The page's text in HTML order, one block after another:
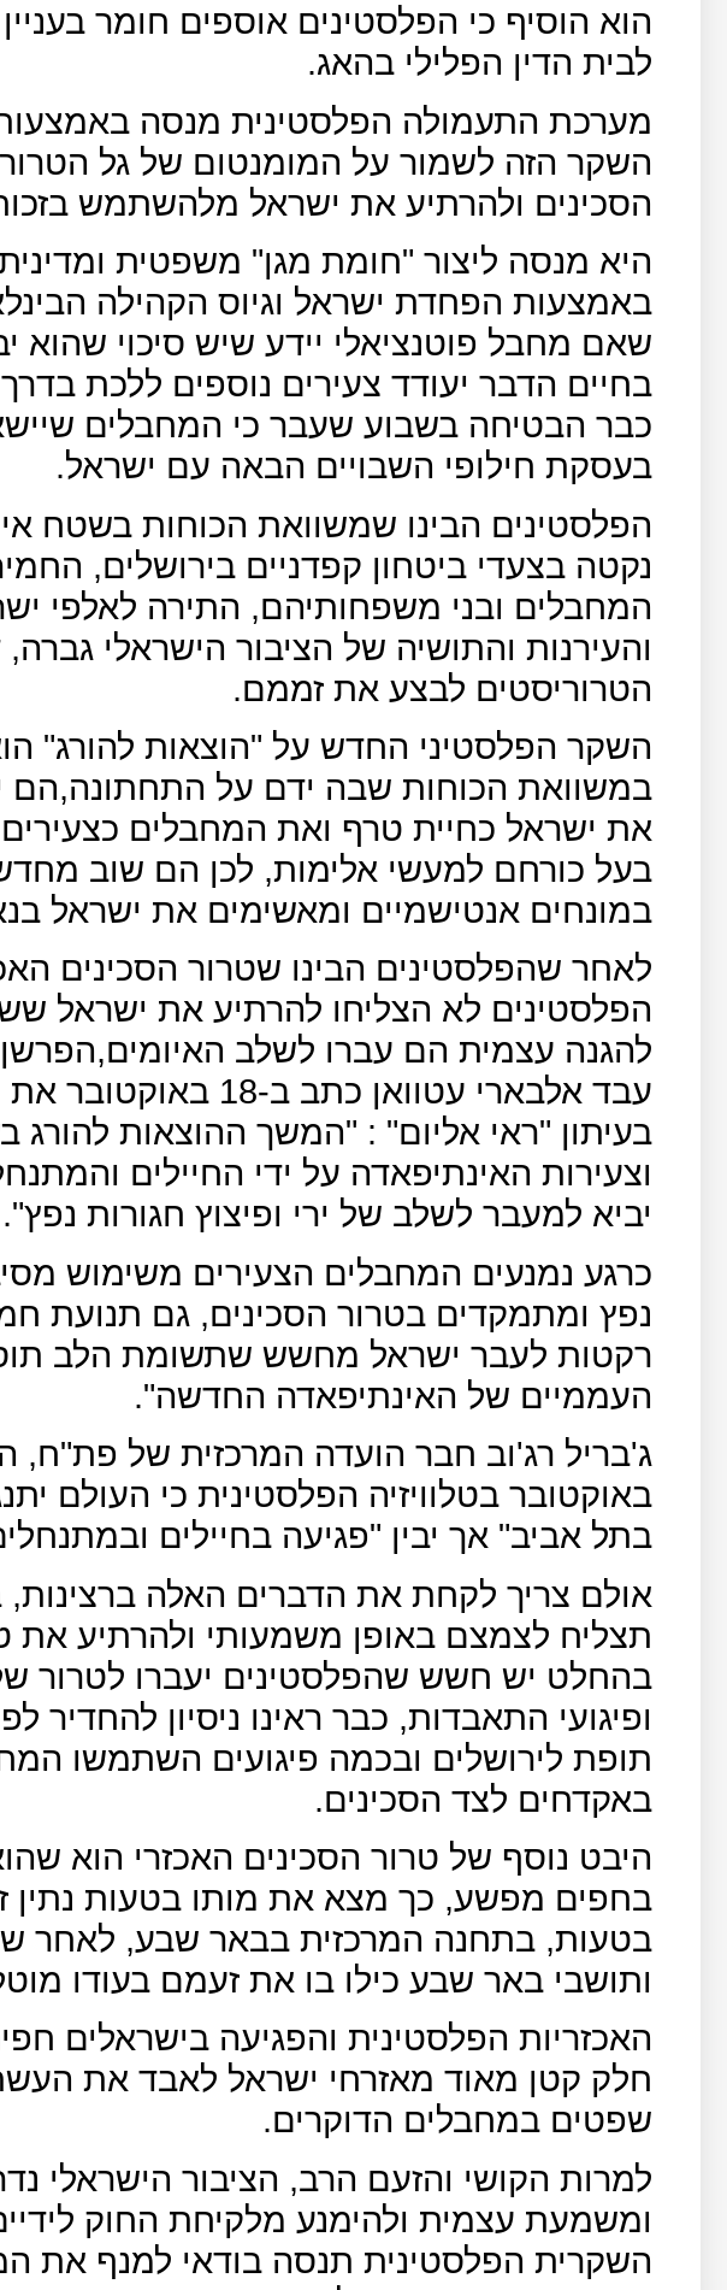
הוא הוסיף כי הפלסטינים אוספים חומר
לבית הדין הפלילי בהאג.
מערכת התעמולה הפלסטינית מנסה
השקר הזה לשמור על המומנטום של גל
הסכינים ולהרתיע את ישראל מלהשתמש
היא מנסה ליצור "חומת מגן" משפטית
באמצעות הפחדת ישראל וגיוס הקהילה
שאם מחבל פוטנציאלי יידע שיש סיכוי שהוא
בחיים הדבר יעודד צעירים נוספים ללכת
כבר הבטיחה בשבוע שעבר כי המחבלים
בעסקת חילופי השבויים הבאה עם ישראל.
הפלסטינים הבינו שמשוואת הכוחות בשטח
נקטה בצעדי ביטחון קפדניים בירושלים,
המחבלים ובני משפחותיהם, התירה לאלפי
והעירנות והתושיה של הציבור הישראלי
הטרוריסטים לבצע את זממם.
השקר הפלסטיני החדש על "הוצאות להורג" הוא
במשוואת הכוחות שבה ידם על התחתונה,הם
את ישראל כחיית טרף ואת המחבלים
בעל כורחם למעשי אלימות, לכן הם שוב
במונחים אנטישמיים ומאשימים את ישראל
לאחר שהפלסטינים הבינו שטרור הסכינים
הפלסטינים לא הצליחו להרתיע את ישראל
להגנה עצמית הם עברו לשלב האיומים,הפרשן
עבד אלבארי עטוואן כתב ב-
בעיתון "ראי אליום" : "המשך ההוצאות להורג
וצעירות האינתיפאדה על ידי החיילים
יביא למעבר לשלב של ירי ופיצוץ חגורות נפץ".
כרגע נמנעים המחבלים הצעירים משימוש
נפץ ומתמקדים בטרור הסכינים, גם תנועת
רקטות לעבר ישראל מחשש שתשומת הלב
העממיים של האינתיפאדה החדשה".
באוקטובר בטלוויזיה הפלסטינית כי העולם
בתל אביב" אך יבין "פגיעה בחיילים
אולם צריך לקחת את הדברים האלה
תצליח לצמצם באופן משמעותי ולהרתיע את
בהחלט יש חשש שהפלסטינים יעברו לטרור
ופיגועי התאבדות, כבר ראינו ניסיון להחדיר
תופת לירושלים ובכמה פיגועים השתמשו
באקדחים לצד הסכינים.
היבט נוסף של טרור הסכינים האכזרי הוא
בחפים מפשע, כך מצא את מותו בטעות נתין
בטעות, בתחנה המרכזית בבאר שבע, לאחר
ותושבי באר שבע כילו בו את זעמם בעודו
האכזריות הפלסטינית והפגיעה בישראלים
חלק קטן מאוד מאזרחי ישראל לאבד את
שפטים במחבלים הדוקרים.
למרות הקושי והזעם הרב, הציבור הישראלי
ומשמעת עצמית ולהימנע מלקיחת החוק
השקרית הפלסטינית תנסה בודאי למנף את